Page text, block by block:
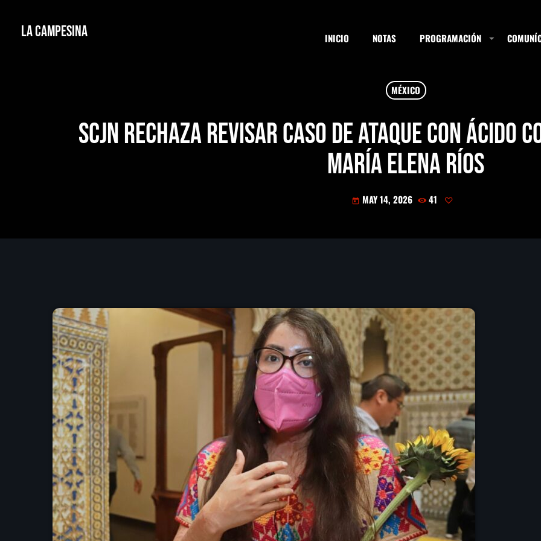
La Campesina INICIO NOTAS PROGRAMACIÓN
MÉXICO
SCJN rechaza revisar caso de ataque con
María Elena Ríos
today MAY 14, 2026 41